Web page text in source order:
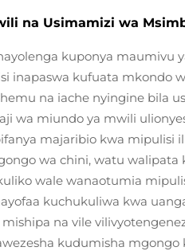
na Usimamizi wa
kuponya maumivu
inapaswa kufuata mkondo
na iache nyingine bila
wa miundo ya mwili
majaribio kwa mipulisi
wa chini, watu
wale wanaotumia
kuchukuliwa kwa
na vile
kudumisha